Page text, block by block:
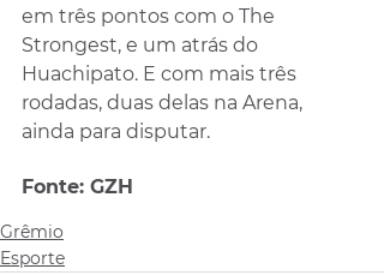
em três pontos com o The
Strongest, e um atrás do
Huachipato. E com mais três
rodadas, duas delas na Arena,
ainda para disputar.
Fonte: GZH
Grêmio
Esporte